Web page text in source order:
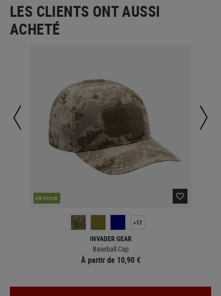
LES CLIENTS ONT AUSSI
ACHETÉ
EN STOCK
+17
INVADER GEAR
Baseball Cap
À partir de 10,90 €